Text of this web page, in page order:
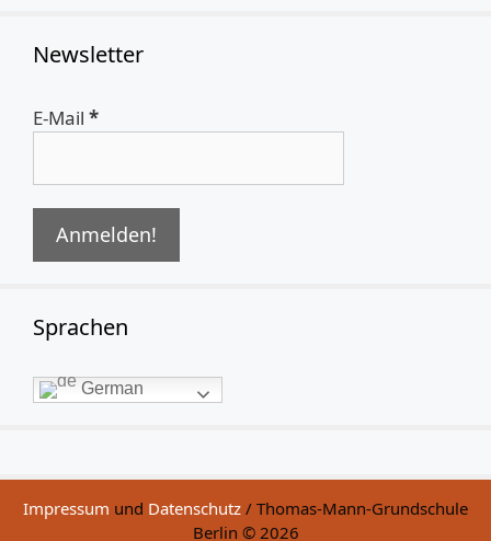
Newsletter
E-Mail *
Sprachen
German
Impressum und Datenschutz / Thomas-Mann-Grundschule
Berlin © 2026